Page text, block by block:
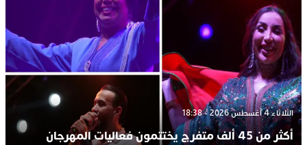
الثلاثاء 4 أغسطس 2026 - 18:38
أكثر من 45 ألف متفرج يختتمون فعاليات المهرجان